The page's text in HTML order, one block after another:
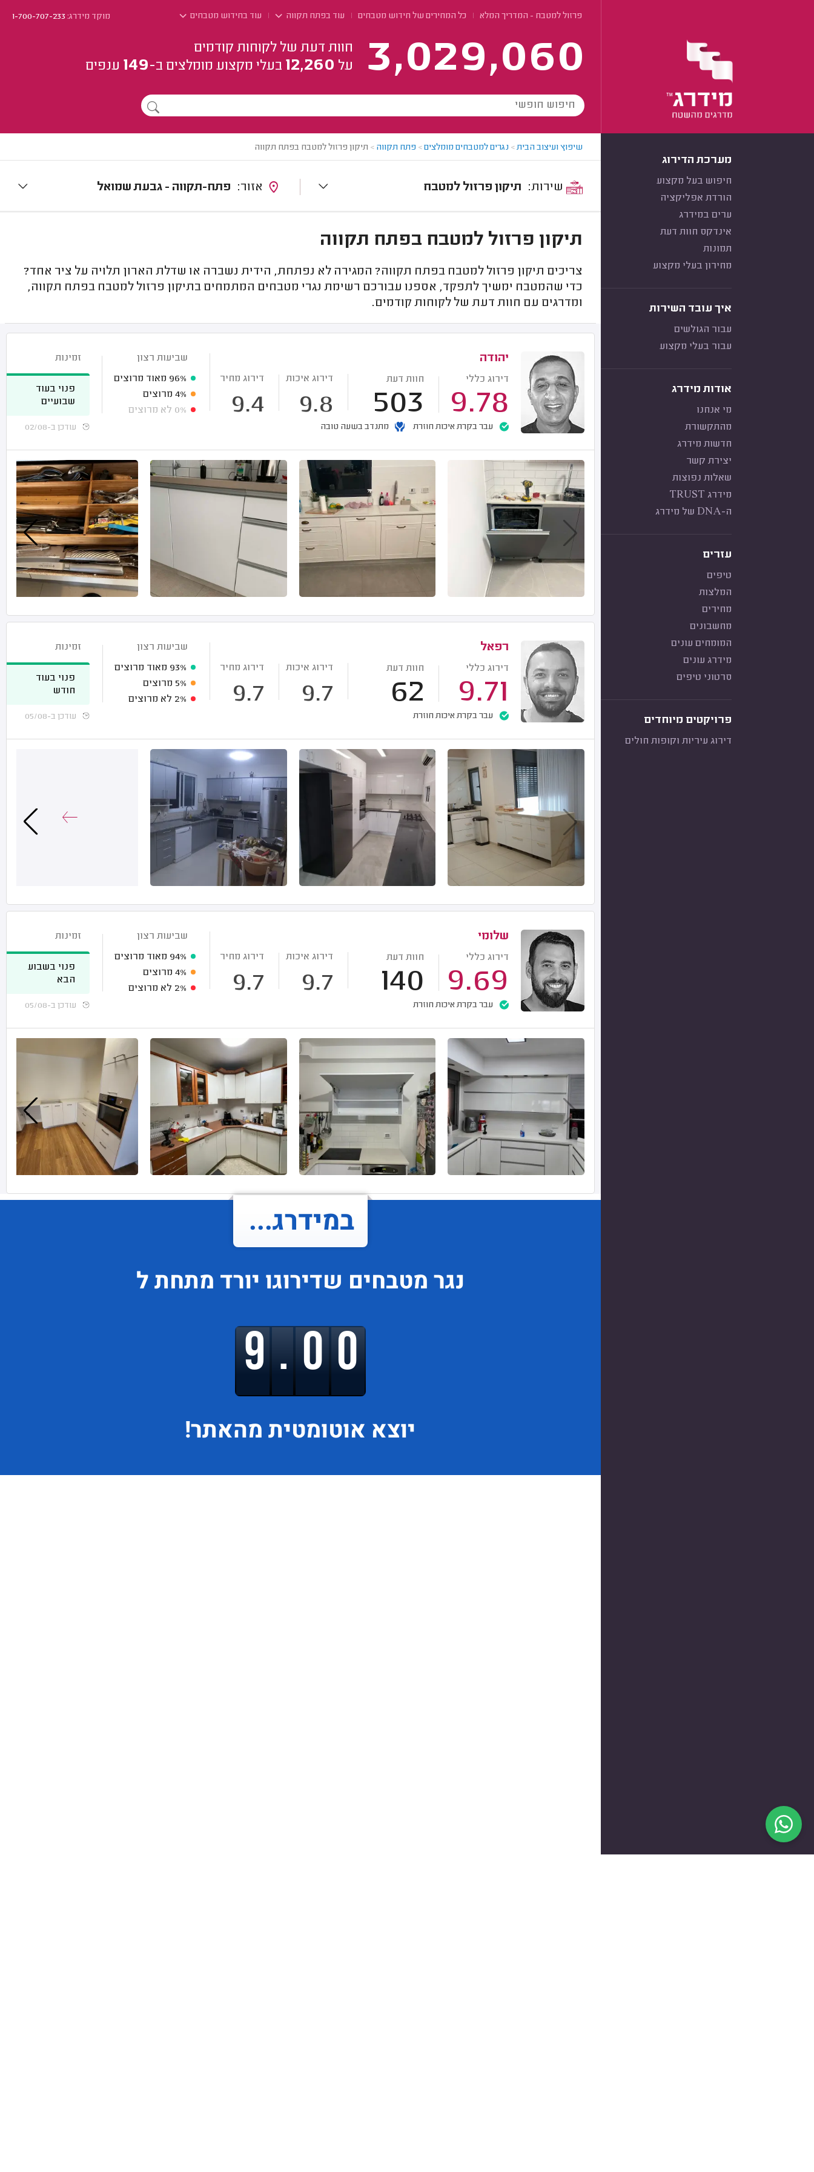
פרזול למטבח - המדריך המלא כל המחירים של חידוש מטבחים עוד בפתח תקווה עוד בחידוש מטבחים מוקד מידרג:1-700-707-233
3,029,060
חוות דעת של לקוחות קודמים
על 12,260 בעלי מקצוע מומלצים ב-149 ענפים
מערכת הדירוג
חיפוש בעל מקצוע
הורדת אפליקציה
ערים במידרג
אינדקס חוות דעת
תמונות
מחירון בעלי מקצוע
איך עובד השירות
עבור הגולשים
עבור בעלי מקצוע
אודות מידרג
מי אנחנו
מהתקשורת
חדשות מידרג
יצירת קשר
שאלות נפוצות
מידרג TRUST
ה-DNA של מידרג
עזרים
טיפים
המלצות
מחירים
מחשבונים
המומחים עונים
מידרג עונים
סרטוני טיפים
פרויקטים מיוחדים
דירוג עיריות וקופות חולים
שיפוץ ועיצוב הבית> נגרים למטבחים מומלצים> פתח תקווה > תיקון פרזול למטבח בפתח תקווה
תיקון פרזול למטבח פתח-תקווה - גבעת שמואל
תיקון פרזול למטבח בפתח תקווה
צריכים תיקון פרזול למטבח בפתח תקווה? המגירה לא נפתחת, הידית נשברה או שדלת הארון תלויה על ציר אחד?
כדי שהמטבח ימשיך לתפקד, אספנו עבורכם רשימת נגרי מטבחים המתמחים בתיקון פרזול למטבח בפתח תקווה,
ומדרגים עם חוות דעת של לקוחות קודמים.
יהודה
דירוג כללי
9.78
חוות דעת
503
דירוג איכות
9.8
דירוג מחיר
9.4
עבר בקרת איכות חוזרת מתנדב בשעה טובה
שביעות רצון
96% מאוד מרוצים
4% מרוצים
0% לא מרוצים
זמינות
פנוי בעוד
שבועיים
עודכן ב-02/08
רפאל
דירוג כללי
9.71
חוות דעת
62
דירוג איכות
9.7
דירוג מחיר
9.7
עבר בקרת איכות חוזרת
שביעות רצון
93% מאוד מרוצים
5% מרוצים
2% לא מרוצים
זמינות
פנוי בעוד
חודש
עודכן ב-05/08
שלומי
דירוג כללי
9.69
חוות דעת
140
דירוג איכות
9.7
דירוג מחיר
9.7
עבר בקרת איכות חוזרת
שביעות רצון
94% מאוד מרוצים
4% מרוצים
2% לא מרוצים
זמינות
פנוי בשבוע
הבא
עודכן ב-05/08
במידרג...
נגר מטבחים שדירוגו יורד מתחת ל
9.00
יוצא אוטומטית מהאתר!